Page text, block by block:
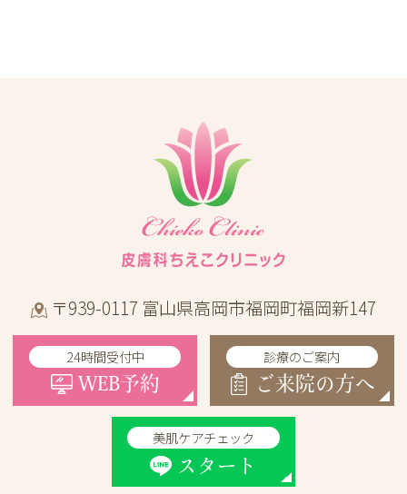
〒939-0117 富山県高岡市福岡町福岡新147
24時間受付中
WEB予約
診療のご案内
ご来院の方へ
美肌ケアチェック
スタート